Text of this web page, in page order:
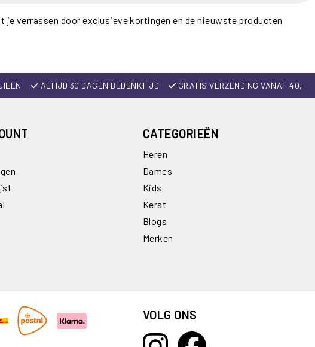
je verrassen door exclusieve kortingen en de nieuwste producten
ALTIJD 30 DAGEN BEDENKTIJD GRATIS VERZENDING VANAF 40,-
CATEGORIEËN
Heren
Dames
Kids
Kerst
Blogs
Merken
VOLG ONS